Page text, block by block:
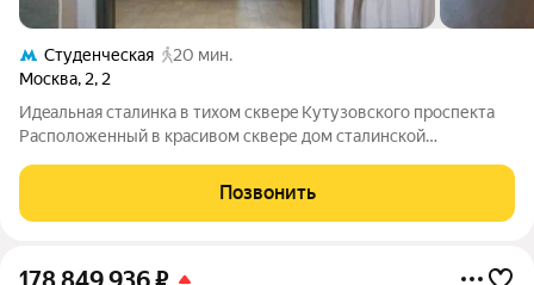
Студенческая
20 мин.
Москва, 2, 2
Идeальнaя сталинка в тихом cкверe Kутузовcкoгo пpоспекта
Расположенный в красивом сквере дом сталинской
Позвонить